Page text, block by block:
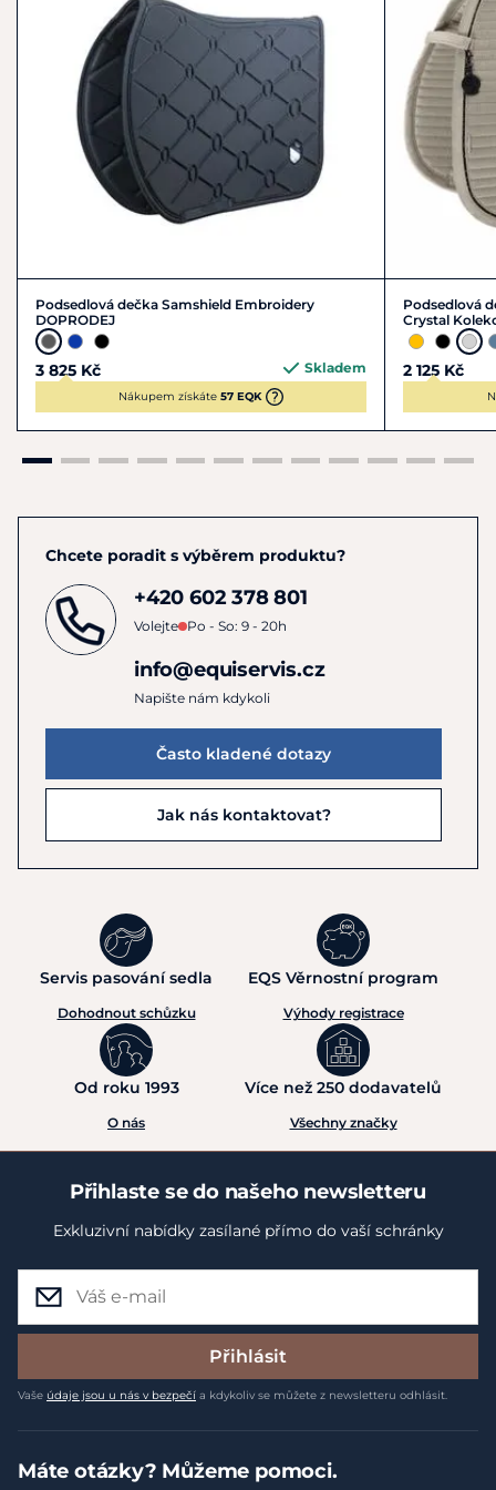
Podsedlová dečka Samshield Embroidery
DOPRODEJ
3 825 Kč Skladem
Nákupem získáte 57 EQK
Podsedlová
Crystal
2 125 Kč
Chcete poradit s výběrem produktu?
+420 602 378 801
Volejte Po - So: 9 - 20h
info@equiservis.cz
Napište nám kdykoli
Často kladené dotazy
Jak nás kontaktovat?
Servis pasování sedla
Dohodnout schůzku
EQS Věrnostní program
Výhody registrace
Od roku 1993
O nás
Více než 250 dodavatelů
Všechny značky
Přihlaste se do našeho newsletteru
Exkluzivní nabídky zasílané přímo do vaší schránky
Přihlásit
Vaše údaje jsou u nás v bezpečí a kdykoliv se můžete z newsletteru odhlásit.
Máte otázky? Můžeme pomoci.